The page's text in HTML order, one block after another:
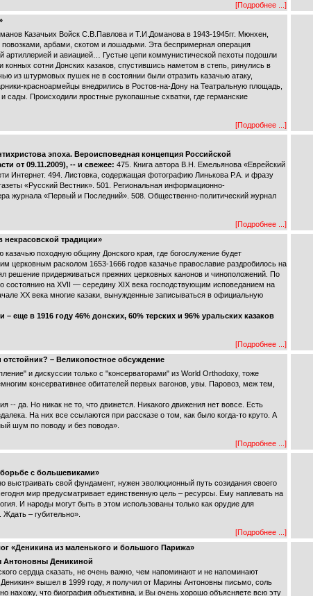
[Подробнее ...]
Казачьих Войск С.В.Павлова и Т.И.Доманова в 1943-1945гг. Мюнхен,
арбами, скотом и лошадьми. Эта беспримерная операция
и авиацией… Густые цепи коммунистической пехоты подошли
сотни Донских казаков, спустившись наметом в степь, ринулись в
из штурмовых пушек не в состоянии были отразить казачью атаку,
красноармейцы внедрились в Ростов-на-Дону на Театральную площадь,
сады. Происходили яростные рукопашные схватки, где германские
[Подробнее ...]
эпоха. Вероисповедная концепция Российской
от 09.11.2009), -- и свежее: 475. Книга автора В.Н. Емельянова «Еврейский
Интернет. 494. Листовка, содержащая фотографию Линькова Р.А. и фразу
«Русский Вестник». 501. Региональная информационно-
журнала «Первый и Последний». 508. Общественно-политический журнал
[Подробнее ...]
традиции»
походную общину Донского края, где богослужение будет
церковным расколом 1653-1666 годов казачье православие раздробилось на
решение придерживаться прежних церковных канонов и чиноположений. По
состоянию на XVII — середину XIX века господствующим исповеданием на
XX века многие казаки, вынужденные записываться в официальную
в 1916 году 46% донских, 60% терских и 96% уральских казаков
[Подробнее ...]
– Великопостное обсуждение
и дискуссии только с "консерваторами" из World Orthodoxy, тоже
консервативнее обитателей первых вагонов, увы. Паровоз, меж тем,
-- да. Но никак не то, что движется. Никакого движения нет вовсе. Есть
На них все ссылаются при рассказе о том, как было когда-то круто. А
шум по поводу и без повода».
[Подробнее ...]
борьбе с большевиками»
свой фундамент, нужен эволюционный путь созидания своего
мир предусматривает единственную цель – ресурсы. Ему наплевать на
И народы могут быть в этом использованы только как орудие для
– губительно».
[Подробнее ...]
«Деникина из маленького и большого Парижа»
Антоновны Деникиной
сердца сказать, не очень важно, чем напоминают и не напоминают
вышел в 1999 году, я получил от Марины Антоновны письмо, соль
нахожу, что биография объективна, и Вы очень хорошо объясняете всю эту